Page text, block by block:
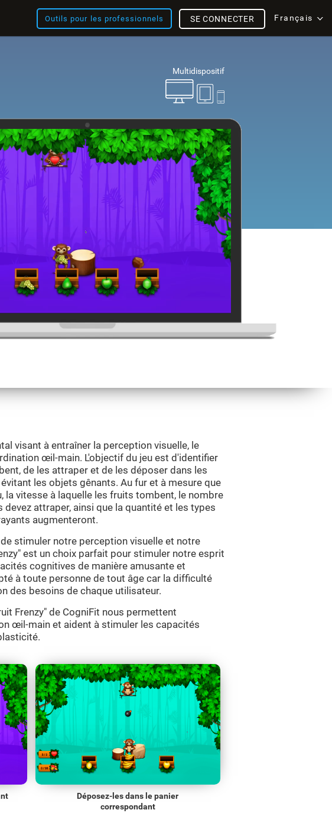
Outils pour les professionnels Français
SE CONNECTER
Multidispositif
visant à entraîner la perception visuelle, le
œil-main. L'objectif du jeu est d'identifier
de les attraper et de les déposer dans les
les objets gênants. Au fur et à mesure que
la vitesse à laquelle les fruits tombent, le nombre
attraper, ainsi que la quantité et les types
augmenteront.
stimuler notre perception visuelle et notre
est un choix parfait pour stimuler notre esprit
cognitives de manière amusante et
à toute personne de tout âge car la difficulté
des besoins de chaque utilisateur.
Frenzy" de CogniFit nous permettent
œil-main et aident à stimuler les capacités
Déposez-les dans le panier
correspondant